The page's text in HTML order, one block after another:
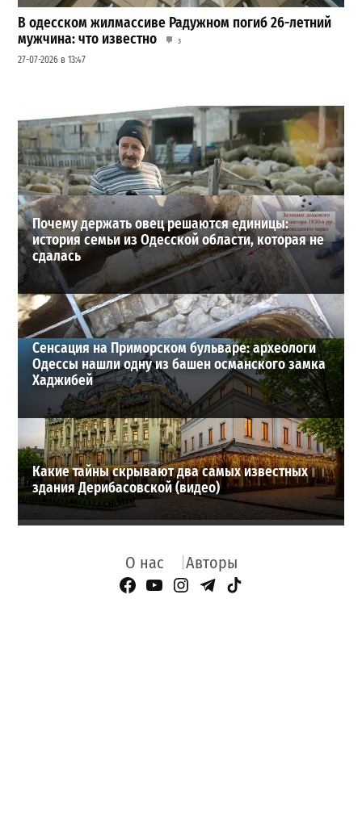
В одесском жилмассиве Радужном погиб 26-летний
мужчина: что известно
3
27-07-2026 в 13:47
Шезлонги, бунгало и VIP-зоны: сколько придется
заплатить за отдых в Аркадии
21-07-2026 в 19:23
ВИБОР РЕДАКЦИИ
Почему держать овец решаются единицы:
история семьи из Одесской области, которая не
сдалась
Сенсация на Приморском бульваре: археологи
Одессы нашли одну из башен османского замка
Хаджибей
Какие тайны скрывают два самых известных
здания Дерибасовской (видео)
О нас Авторы
Facebook Page
YouTube
Instagram
Telegram
TikTok